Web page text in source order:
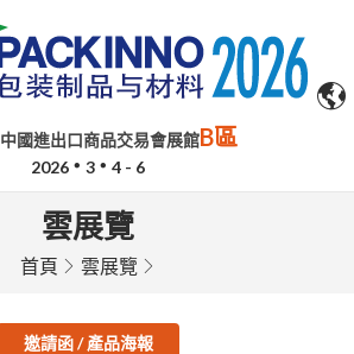
中國進出口商品交易會展館B區
2026 3 4 - 6
雲展覽
首頁 雲展覽
邀請函 / 產品海報